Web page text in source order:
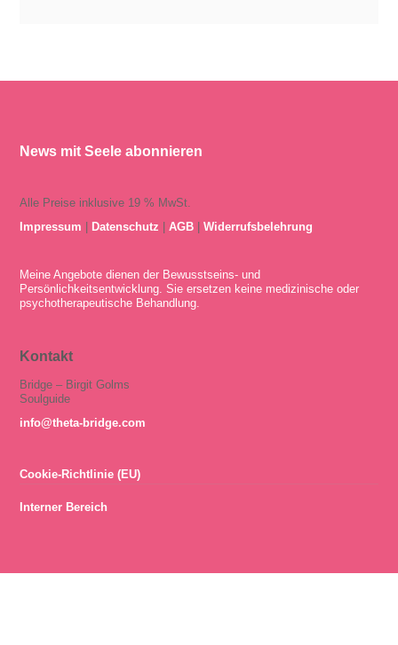
News mit Seele abonnieren
Alle Preise inklusive 19 % MwSt.
Impressum
Datenschutz |AGB |Widerrufsbelehrung
Meine Angebote dienen der Bewusstseins- und
Persönlichkeitsentwicklung. Sie ersetzen keine medizinische oder
psychotherapeutische Behandlung.
Kontakt
Bridge – Birgit Golms
Soulguide
info@theta-bridge.com
Cookie-Richtlinie (EU)
Interner Bereich